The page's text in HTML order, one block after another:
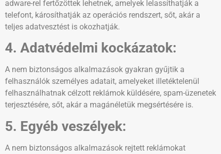
adware-rel fertőzöttek lehetnek, amelyek lelassíthatják a
telefont, károsíthatják az operációs rendszert, sőt, akár a
teljes adatvesztést is okozhatják.
4. Adatvédelmi kockázatok:
A nem biztonságos alkalmazások gyakran gyűjtik a
felhasználók személyes adatait, amelyeket illetéktelenül
felhasználhatnak célzott reklámok küldésére, spam-üzenetek
terjesztésére, sőt, akár a magánéletük megsértésére is.
5. Egyéb veszélyek:
A nem biztonságos alkalmazások rejtett reklámokat